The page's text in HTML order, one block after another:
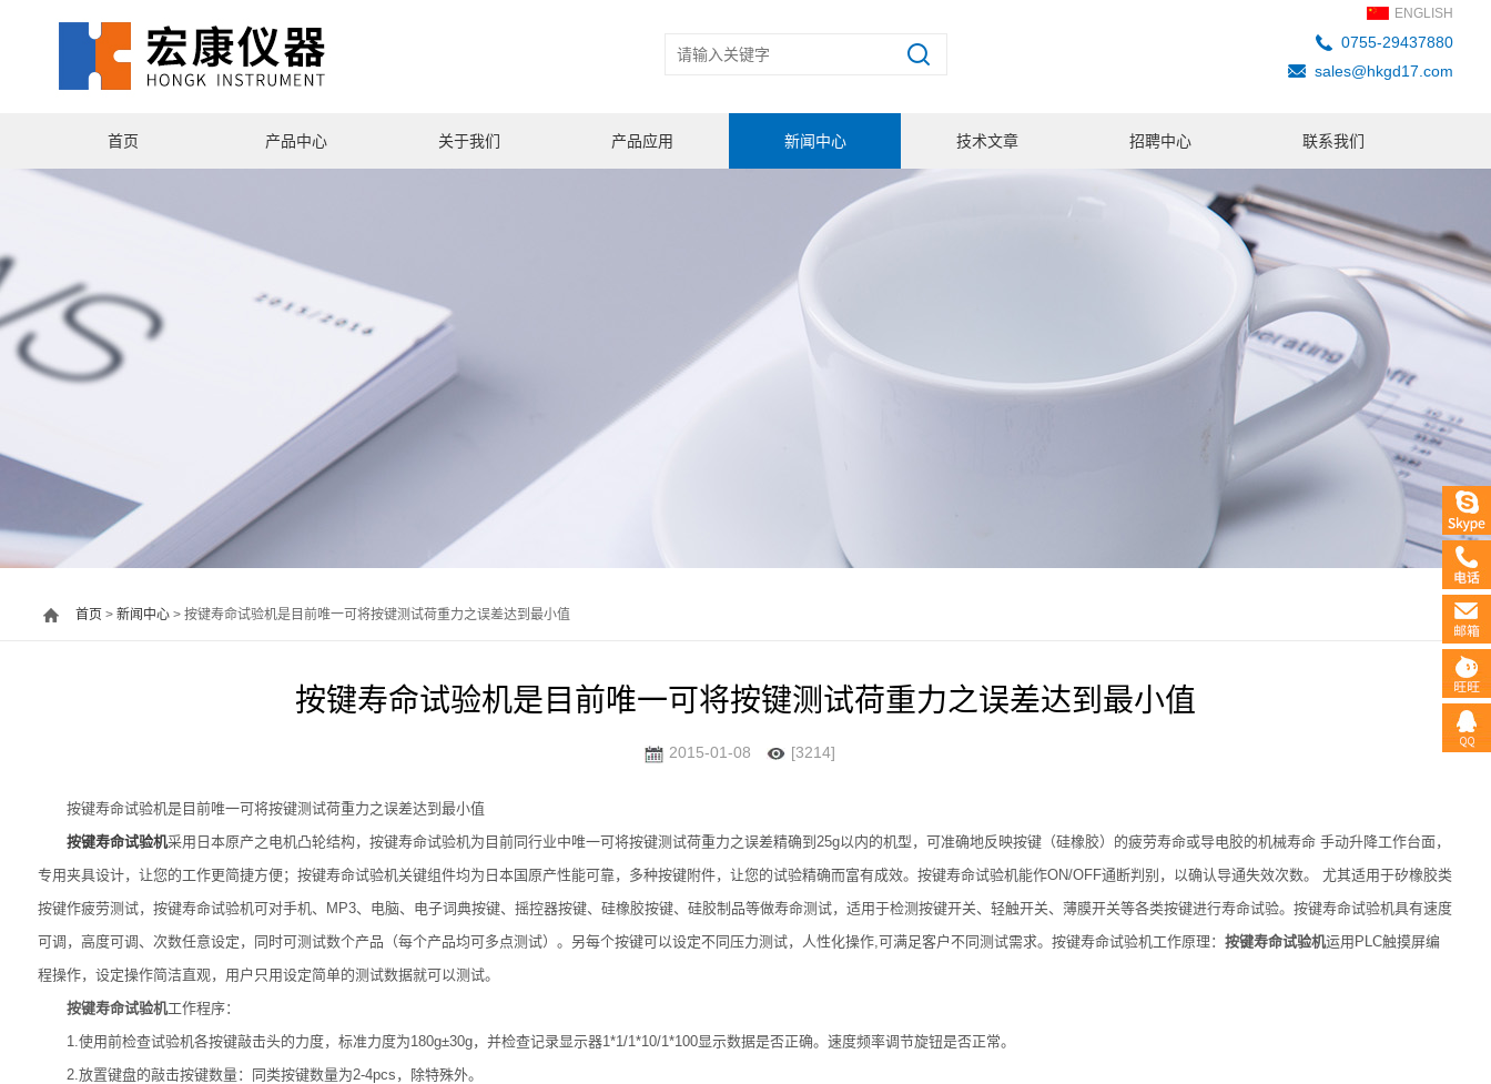
ENGLISH
0755-29437880
sales@hkgd17.com
首页 产品中心 关于我们 产品应用 新闻中心 技术文章 招聘中心 联系我们
首页 > 新闻中心> 按键寿命试验机是目前唯一可将按键测试荷重力之误差达到最小值
按键寿命试验机是目前唯一可将按键测试荷重力之误差达到最小值
2015-01-08 [3214]
按键寿命试验机是目前唯一可将按键测试荷重力之误差达到最小值
按键寿命试验机采用日本原产之电机凸轮结构，按键寿命试验机为目前同行业中唯一可将按键测试荷重力之误差精确到25g以内的机型，可准确地反映按键（硅橡胶）的疲劳寿命或导电胶的机械寿命 手动升降工作台面，
专用夹具设计，让您的工作更简捷方便；按键寿命试验机关键组件均为日本国原产性能可靠，多种按键附件，让您的试验精确而富有成效。按键寿命试验机能作ON/OFF通断判别，以确认导通失效次数。 尤其适用于矽橡胶类
按键作疲劳测试，按键寿命试验机可对手机、MP3、电脑、电子词典按键、摇控器按键、硅橡胶按键、硅胶制品等做寿命测试，适用于检测按键开关、轻触开关、薄膜开关等各类按键进行寿命试验。按键寿命试验机具有速度
可调，高度可调、次数任意设定，同时可测试数个产品（每个产品均可多点测试）。另每个按键可以设定不同压力测试，人性化操作,可满足客户不同测试需求。按键寿命试验机工作原理： 按键寿命试验机运用PLC触摸屏编
程操作，设定操作简洁直观，用户只用设定简单的测试数据就可以测试。
按键寿命试验机工作程序：
1.使用前检查试验机各按键敲击头的力度，标准力度为180g±30g，并检查记录显示器1*1/1*10/1*100显示数据是否正确。速度频率调节旋钮是否正常。
2.放置键盘的敲击按键数量：同类按键数量为2-4pcs，除特殊外。